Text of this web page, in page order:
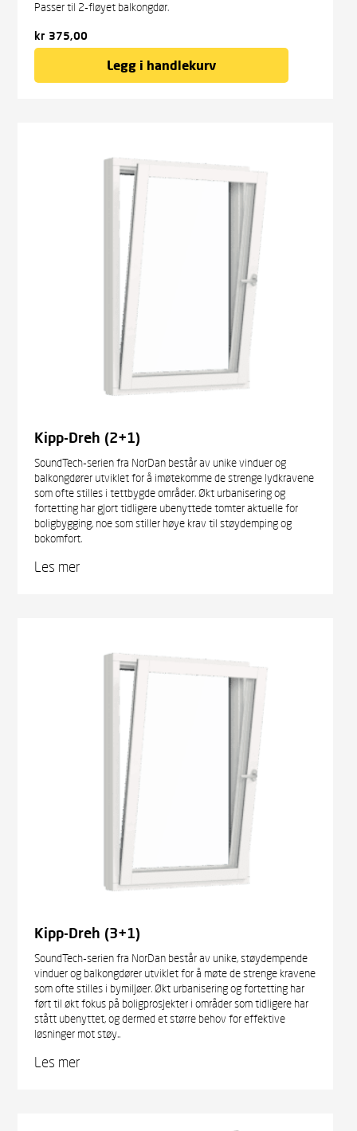
Passer til 2-fløyet balkongdør.
kr 375,00
Legg i handlekurv
Kipp-Dreh (2+1)
SoundTech-serien fra NorDan består av unike vinduer og
balkongdører utviklet for å imøtekomme de strenge lydkravene
som ofte stilles i tettbygde områder. Økt urbanisering og
fortetting har gjort tidligere ubenyttede tomter aktuelle for
boligbygging, noe som stiller høye krav til støydemping og
bokomfort.
Les mer
Kipp-Dreh (3+1)
SoundTech-serien fra NorDan består av unike, støydempende
vinduer og balkongdører utviklet for å møte de strenge kravene
som ofte stilles i bymiljøer. Økt urbanisering og fortetting har
ført til økt fokus på boligprosjekter i områder som tidligere har
stått ubenyttet, og dermed et større behov for effektive
løsninger mot støy..
Les mer